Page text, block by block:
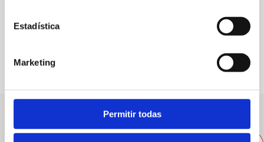
Estadística
Marketing
Permitir todas
Altres empreses properes